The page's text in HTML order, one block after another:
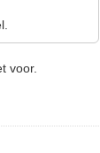
voor.